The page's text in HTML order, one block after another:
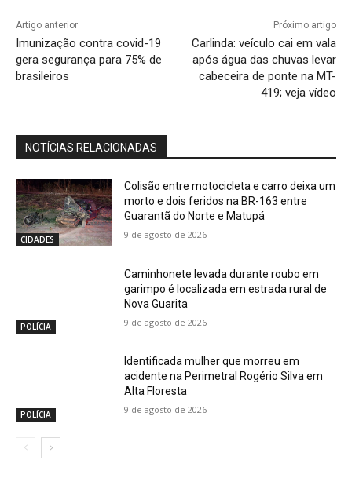
Artigo anterior
Imunização contra covid-19
gera segurança para 75% de
brasileiros
Próximo artigo
Carlinda: veículo cai em vala
após água das chuvas levar
cabeceira de ponte na MT-
419; veja vídeo
NOTÍCIAS RELACIONADAS
CIDADES
Colisão entre motocicleta e carro deixa um
morto e dois feridos na BR-163 entre
Guarantã do Norte e Matupá
9 de agosto de 2026
POLÍCIA
Caminhonete levada durante roubo em
garimpo é localizada em estrada rural de
Nova Guarita
9 de agosto de 2026
POLÍCIA
Identificada mulher que morreu em
acidente na Perimetral Rogério Silva em
Alta Floresta
9 de agosto de 2026